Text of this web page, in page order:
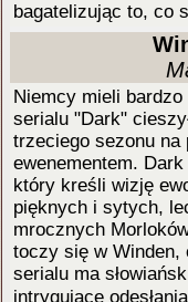
bagatelizując to, co
Niemcy mieli
serialu "Dark"
trzeciego sezonu na
ewenementem.
który kreśli wizję
pięknych i sytych,
mrocznych
toczy się w Winden,
serialu ma
intrygujące